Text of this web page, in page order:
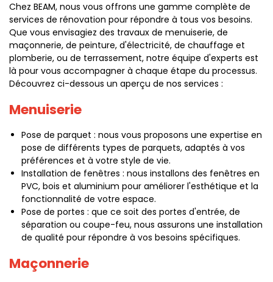
Chez BEAM, nous vous offrons une gamme complète de
services de rénovation pour répondre à tous vos besoins.
Que vous envisagiez des travaux de menuiserie, de
maçonnerie, de peinture, d'électricité, de chauffage et
plomberie, ou de terrassement, notre équipe d'experts est
là pour vous accompagner à chaque étape du processus.
Découvrez ci-dessous un aperçu de nos services :
Menuiserie
Pose de parquet : nous vous proposons une expertise en
pose de différents types de parquets, adaptés à vos
préférences et à votre style de vie.
Installation de fenêtres : nous installons des fenêtres en
PVC, bois et aluminium pour améliorer l'esthétique et la
fonctionnalité de votre espace.
Pose de portes : que ce soit des portes d'entrée, de
séparation ou coupe-feu, nous assurons une installation
de qualité pour répondre à vos besoins spécifiques.
Maçonnerie